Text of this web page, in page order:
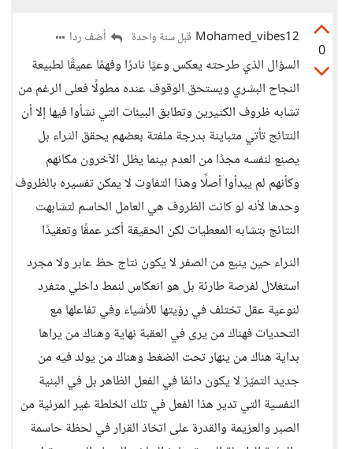
0
Mohamed_vibes12 قبل سنة واحدة أضف ردا
السؤال الذي طرحته يعكس وعيًا نادرًا وفهمًا عميقًا لطبيعة
النجاح البشري ويستحق الوقوف عنده مطولًا فعلى الرغم من
تشابه ظروف الكثيرين وتطابق البيئات التي نشأوا فيها إلا أن
النتائج تأتي متباينة بدرجة ملفتة بعضهم يحقق الثراء بل
يصنع لنفسه مجدًا من العدم بينما يظل الآخرون مكانهم
وكأنهم لم يبدأوا أصلًا وهذا التفاوت لا يمكن تفسيره بالظروف
وحدها لأنه لو كانت الظروف هي العامل الحاسم لتشابهت
النتائج بتشابه المعطيات لكن الحقيقة أكثر عمقًا وتعقيدًا
الثراء حين ينبع من الصفر لا يكون نتاج حظ عابر ولا مجرد
استغلال لفرصة طارئة بل هو انعكاس لنمط داخلي متفرد
لنوعية عقل تختلف في رؤيتها للأشياء وفي تفاعلها مع
التحديات فهناك من يرى في العقبة نهاية وهناك من يراها
بداية هناك من ينهار تحت الضغط وهناك من يولد فيه من
جديد التميّز لا يكون دائمًا في الفعل الظاهر بل في البنية
النفسية التي تدير هذا الفعل في تلك الخلطة غير المرئية من
الصبر والعزيمة والقدرة على اتخاذ القرار في لحظة حاسمة